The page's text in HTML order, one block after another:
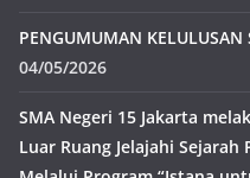
PENGUMUMAN
04/05/2026
SMA Negeri 15 Jakarta
Luar Ruang Jelajahi